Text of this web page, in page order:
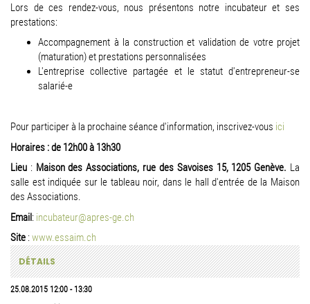
Lors de ces rendez-vous, nous présentons notre incubateur et ses
prestations:
Accompagnement à la construction et validation de votre projet
(maturation) et prestations personnalisées
L'entreprise collective partagée et le statut d'entrepreneur-se
salarié-e
Pour participer à la prochaine séance d'information, inscrivez-vous ici
Horaires : de 12h00 à 13h30
Lieu : Maison des Associations, rue des Savoises 15, 1205 Genève. La
salle est indiquée sur le tableau noir, dans le hall d'entrée de la Maison
des Associations.
Email: incubateur@apres-ge.ch
Site :www.essaim.ch
DÉTAILS
25.08.2015 12:00 - 13:30